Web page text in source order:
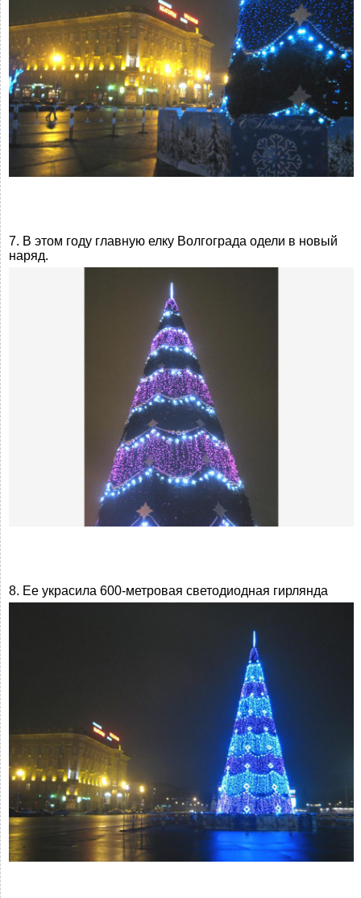
7. В этом году главную елку Волгограда одели в новый
наряд.
8. Ее украсила 600-метровая светодиодная гирлянда